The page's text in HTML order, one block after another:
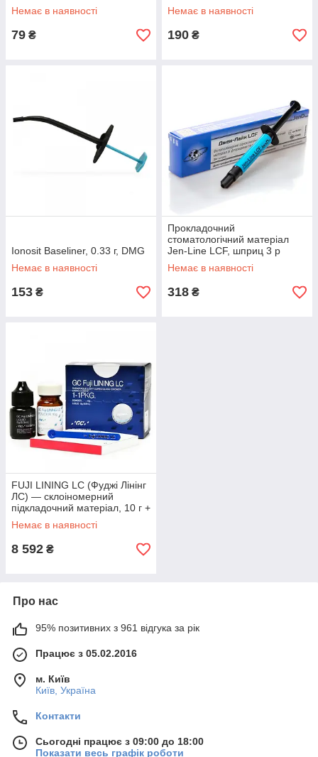
Немає в наявності
79 ₴
Немає в наявності
190 ₴
Ionosit Baseliner, 0.33 г, DMG
Немає в наявності
153 ₴
Прокладочний
стоматологічний матеріал
Jen-Line LCF, шприц 3 р
Немає в наявності
318 ₴
FUJI LINING LC (Фуджі Лінінг
ЛС) — склоіномерний
підкладочний матеріал, 10 г +
6.8 мл
Немає в наявності
8 592 ₴
Про нас
95% позитивних з 961 відгука за рік
Працює з 05.02.2016
м. Київ
Київ, Україна
Контакти
Сьогодні працює з 09:00 до 18:00
Показати весь графік роботи